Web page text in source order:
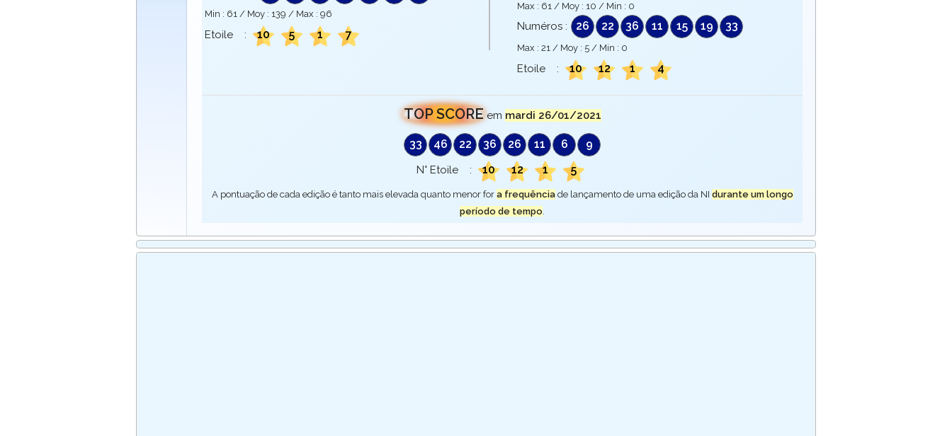
Min : 61 / Moy : 139 / Max :96
Etoile : 10 5 1 7
Max : 61 / Moy : 10 / Min : 0
Numéros : 26 22 36 11 15 19 33
Max : 21 / Moy : 5 / Min : 0
Etoile : 10 12 1 4
TOP SCORE em mardi 26/01/2021
33 46 22 36 26 11 6 9
N° Etoile : 10 12 1 5
A pontuação de cada edição é tanto mais elevada quanto menor for a frequênciade lançamento de uma edição da NI durante um longo
período de tempo.